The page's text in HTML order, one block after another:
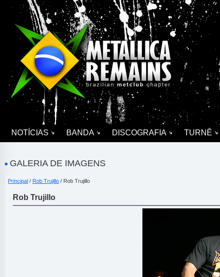
NOTÍCIAS BANDA DISCOGRAFIA TURNÊ
GALERIA DE IMAGENS
Principal / Rob Trujillo / Rob Trujillo
Rob Trujillo